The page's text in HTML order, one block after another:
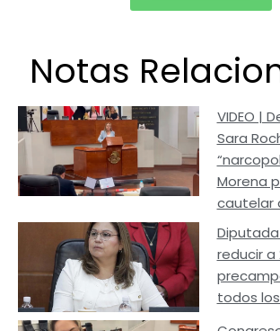
Notas
VIDEO |
Sara
Morena
cautelar
reducir a
todos